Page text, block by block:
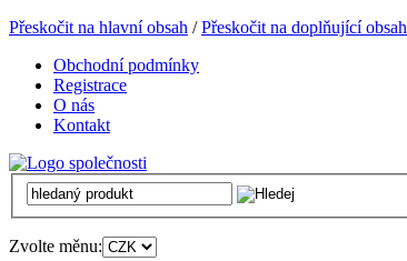
Přeskočit na hlavní obsah /Přeskočit na doplňující obsah
Obchodní podmínky
Registrace
O nás
Kontakt
Zvolte měnu: